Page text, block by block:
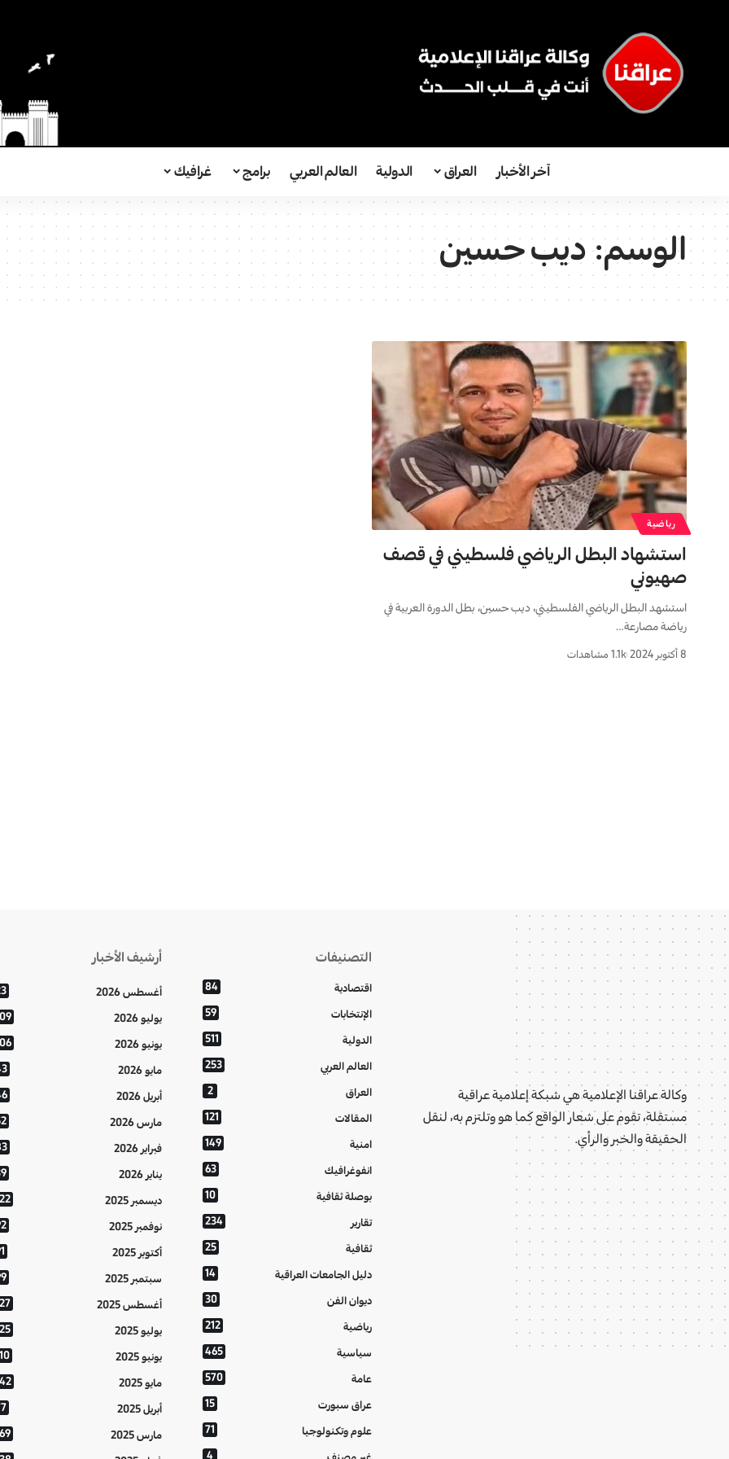
آخر الأخبار العراق الدولية العالم العربي برامج غرافيك
الوسم:ديب حسين
رياضية
استشهاد البطل الرياضي فلسطيني في قصف
صهيوني
استشهد البطل الرياضي الفلسطيني، ديب حسين، بطل الدورة العربية في
رياضة مصارعة…
8 أكتوبر 2024 1.1k مشاهدات
وكالة عراقنا الإعلامية هي شبكة إعلامية عراقية
مستقلة، تقوم على شعار الواقع كما هو وتلتزم به، لنقل
الحقيقة والخبر والرأي.
التصنيفات
اقتصادية 84
الإنتخابات 59
الدولية 511
العالم العربي 253
العراق 2
المقالات 121
امنية 149
انفوغرافيك 63
بوصلة ثقافية 10
تقارير 234
ثقافية 25
دليل الجامعات العراقية 14
ديوان الفن 30
رياضية 212
سياسية 465
عامة 570
عراق سبورت 15
علوم وتكنولوجيا 71
4
أرشيف الأخبار
أغسطس 2026
يوليو 2026
يونيو 2026
مايو 2026
أبريل 2026
مارس 2026
فبراير 2026
يناير 2026
ديسمبر 2025
نوفمبر 2025
أكتوبر 2025
سبتمبر 2025
أغسطس 2025
يوليو 2025
يونيو 2025
مايو 2025
أبريل 2025
مارس 2025